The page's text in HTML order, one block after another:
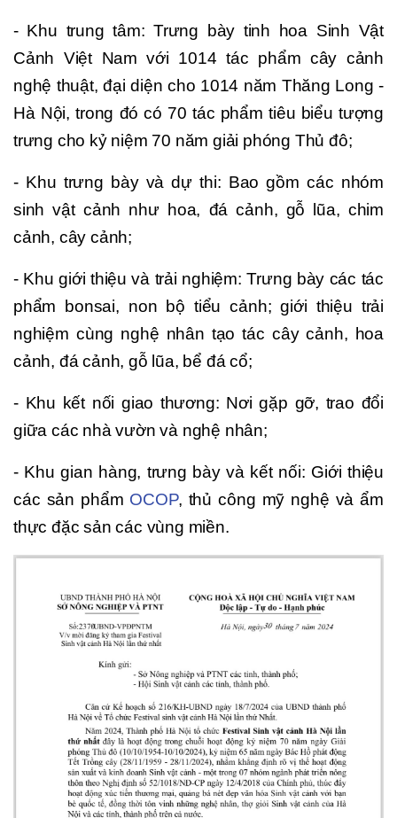
- Khu trung tâm: Trưng bày tinh hoa Sinh Vật
Cảnh Việt Nam với 1014 tác phẩm cây cảnh
nghệ thuật, đại diện cho 1014 năm Thăng Long -
Hà Nội, trong đó có 70 tác phẩm tiêu biểu tượng
trưng cho kỷ niệm 70 năm giải phóng Thủ đô;
- Khu trưng bày và dự thi: Bao gồm các nhóm
sinh vật cảnh như hoa, đá cảnh, gỗ lũa, chim
cảnh, cây cảnh;
- Khu giới thiệu và trải nghiệm: Trưng bày các tác
phẩm bonsai, non bộ tiểu cảnh; giới thiệu trải
nghiệm cùng nghệ nhân tạo tác cây cảnh, hoa
cảnh, đá cảnh, gỗ lũa, bể đá cổ;
- Khu kết nối giao thương: Nơi gặp gỡ, trao đổi
giữa các nhà vườn và nghệ nhân;
- Khu gian hàng, trưng bày và kết nối: Giới thiệu
các sản phẩm OCOP, thủ công mỹ nghệ và ẩm
thực đặc sản các vùng miền.